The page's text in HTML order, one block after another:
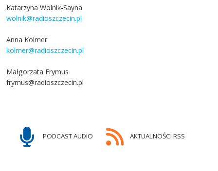
Katarzyna Wolnik-Sayna
wolnik@radioszczecin.pl
Anna Kolmer
kolmer@radioszczecin.pl
Małgorzata Frymus
frymus@radioszczecin.pl
PODCAST AUDIO AKTUALNOŚCI RSS